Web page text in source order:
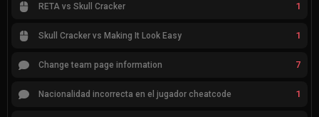
RETA vs Skull Cracker 1
Skull Cracker vs Making It Look Easy 1
Change team page information 7
Nacionalidad incorrecta en el jugador cheatcode 1